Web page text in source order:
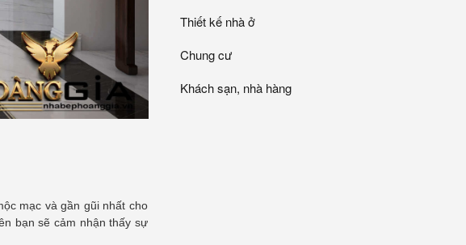
mạc và gần gũi nhất cho
bạn sẽ cảm nhận thấy sự
Thiết kế nhà ở
Chung cư
Khách sạn, nhà hàng